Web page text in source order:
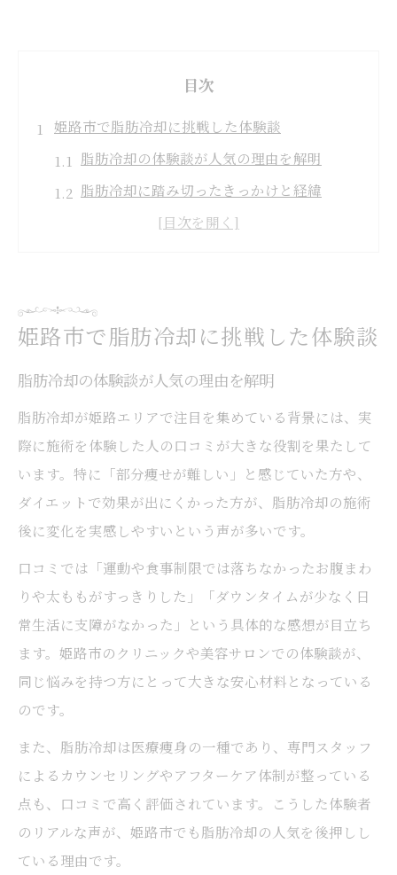
目次
姫路市で脂肪冷却に挑戦した体験談
脂肪冷却の体験談が人気の理由を解明
脂肪冷却に踏み切ったきっかけと経緯
施術前後で変わる脂肪冷却の印象と効果
脂肪冷却の効果は本当に実感できる？
脂肪冷却の効果を実感したリアルな声
脂肪冷却は1回でどれだけ痩せるのか体験談
部分痩せに脂肪冷却が有効な理由と実例
脂肪冷却効果ないと感じた人の特徴と原因
脂肪冷却と他施術との効果の違いを比較
口コミで話題の脂肪冷却を徹底検証
脂肪冷却の口コミからわかる満足度の傾向
脂肪冷却の兵庫エリア口コミ徹底ピックア
ップ
口コミで多い脂肪冷却の評価と注意点まと
め
脂肪冷却おすすめポイントを口コミで検証
部分痩せなら脂肪冷却が最適な理由
脂肪冷却と他施術の部分痩せ効果を比較
姫路市で脂肪冷却に挑戦した体験談
脂肪冷却の体験談が人気の理由を解明
脂肪冷却が姫路エリアで注目を集めている背景には、実
際に施術を体験した人の口コミが大きな役割を果たして
います。特に「部分痩せが難しい」と感じていた方や、
ダイエットで効果が出にくかった方が、脂肪冷却の施術
後に変化を実感しやすいという声が多いです。
口コミでは「運動や食事制限では落ちなかったお腹まわ
りや太ももがすっきりした」「ダウンタイムが少なく日
常生活に支障がなかった」という具体的な感想が目立ち
ます。姫路市のクリニックや美容サロンでの体験談が、
同じ悩みを持つ方にとって大きな安心材料となっている
のです。
また、脂肪冷却は医療痩身の一種であり、専門スタッフ
によるカウンセリングやアフターケア体制が整っている
点も、口コミで高く評価されています。こうした体験者
のリアルな声が、姫路市でも脂肪冷却の人気を後押しし
ている理由です。